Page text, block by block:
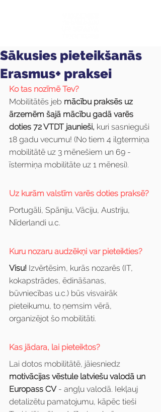
Sākusies pieteikšanās
Erasmus+ praksei
Ko tas nozīmē Tev?
Mobilitātēs jeb mācību praksēs uz
ārzemēm šajā mācību gadā varēs
doties 72 VTDT jaunieši, kuri sasnieguši
18 gadu vecumu! (No tiem 4 ilgtermiņa
mobilitātē uz 3 mēnešiem un 69 -
īstermiņa mobilitāte uz 1 mēnesi).
Uz kurām valstīm varēs doties praksē?
Portugāli, Spāniju, Vāciju, Austriju,
Nīderlandi u.c.
Kuru nozaru audzēkņi var pieteikties?
Visu! Izvērtēsim, kurās nozarēs (IT,
kokapstrādes, ēdināšanas,
būvniecības u.c.) būs visvairāk
pieteikumu, to ņemsim vērā,
organizējot šo mobilitāti.
Kas jādara, lai pieteiktos?
Lai dotos mobilitātē, jāiesniedz
motivācijas vēstule latviešu valodā un
Europass CV - angļu valodā. Iekļauj
detalizētu pamatojumu, kāpēc tieši